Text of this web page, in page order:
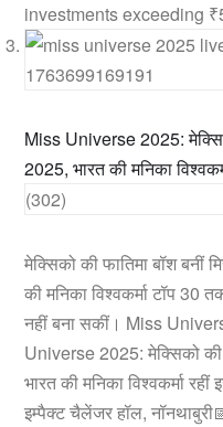
investments exceeding
Miss Universe 2025:
2025, भारत की मनिका
(302)
मेक्सिको की फातिमा बॉश बनीं
की मनिका विश्वकर्मा टॉप 30
नहीं बना सकीं। Miss
Universe 2025: मेक्सिको की
भारत की मनिका विश्वकर्मा
इम्पैक्ट चैलेंजर हॉल,